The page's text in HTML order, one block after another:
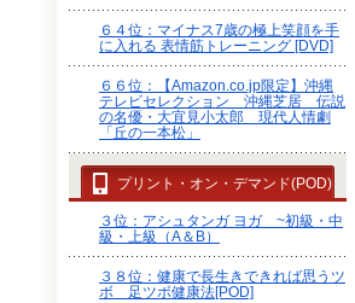
６４位：マイナス7歳の極上笑顔を手
に入れる 表情筋トレーニング [DVD]
６６位：【Amazon.co.jp限定】沖縄
テレビセレクション 沖縄芝居 伝説
の名優・大宜見小太郎 現代人情劇
「丘の一本松」
プリント・オン・デマンド(POD)
３位：アシュタンガ ヨガ ~初級・中
級・上級（A＆B）
３８位：健康で長生きできれば思うツ
ボ 足ツボ健康法[POD]